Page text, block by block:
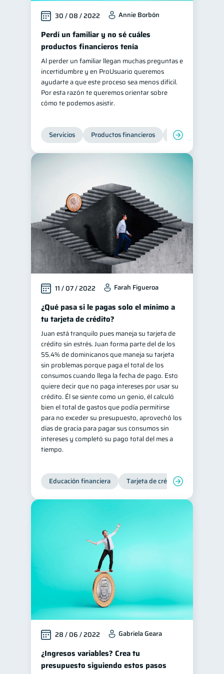
30 / 08 / 2022 Annie Borbón
Perdí un familiar y no sé cuáles
productos financieros tenía
Al perder un familiar llegan muchas preguntas e
incertidumbre y en ProUsuario queremos
ayudarte a que este proceso sea menos difícil.
Por esta razón te queremos orientar sobre
cómo te podemos asistir.
Servicios Productos financieros Inclusión
11 / 07 / 2022 Farah Figueroa
¿Qué pasa si le pagas solo el mínimo a
tu tarjeta de crédito?
Juan está tranquilo pues maneja su tarjeta de
crédito sin estrés. Juan forma parte del de los
55.4% de dominicanos que maneja su tarjeta
sin problemas porque paga el total de los
consumos cuando llega la fecha de pago. Esto
quiere decir que no paga intereses por usar su
crédito. Él se siente como un genio, él calculó
bien el total de gastos que podía permitirse
para no exceder su presupuesto, aprovechó los
días de gracia para pagar sus consumos sin
intereses y completó su pago total del mes a
tiempo.
Educación financiera Tarjeta de crédito
28 / 06 / 2022 Gabriela Geara
¿Ingresos variables? Crea tu
presupuesto siguiendo estos pasos